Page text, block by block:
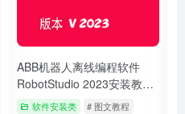
ABB机器人离线编程软件
RobotStudio 2023安装教程
+安装包
软件安装类 # 图文教程